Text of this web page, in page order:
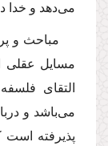
مى‌دهد و خدا
مباحث و
مسایل عقلى
التقاى
مى‌باشد و
پذیرفته است